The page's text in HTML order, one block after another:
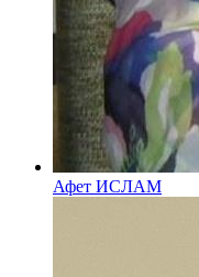
Афет ИСЛАМ